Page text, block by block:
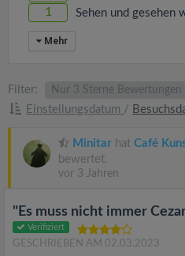
1 Sehen und gesehen
Mehr
Filter: Nur 3 Sterne Bewertungen
Einstellungsdatum /
Minitar hat Café
bewertet.
vor 3 Jahren
"Es muss nicht immer
Verifiziert
GESCHRIEBEN AM 02.03.2023